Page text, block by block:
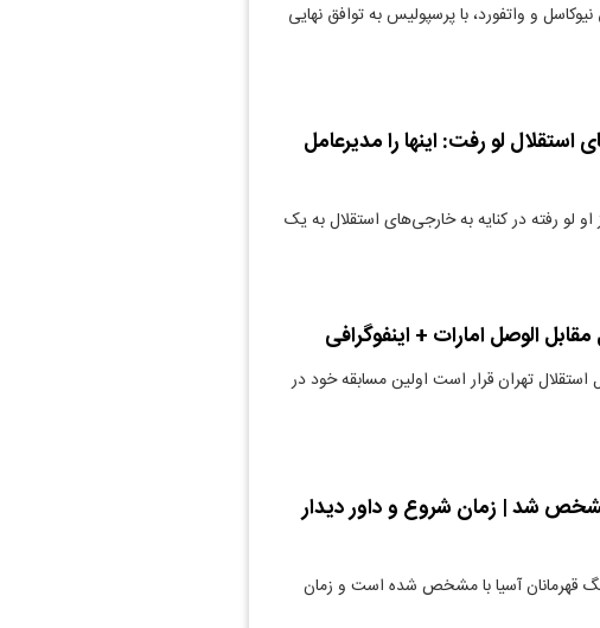
و واتفورد، با پرسپولیس به توافق نهایی
لو رفت: اینها را مدیرعامل
لو رفته در کنایه به خارجی‌های استقلال به یک
الوصل امارات + اینفوگرافی
تهران قرار است اولین مسابقه خود در
شد | زمان شروع و داور دیدار
قهرمانان آسیا با مشخص شده است و زمان